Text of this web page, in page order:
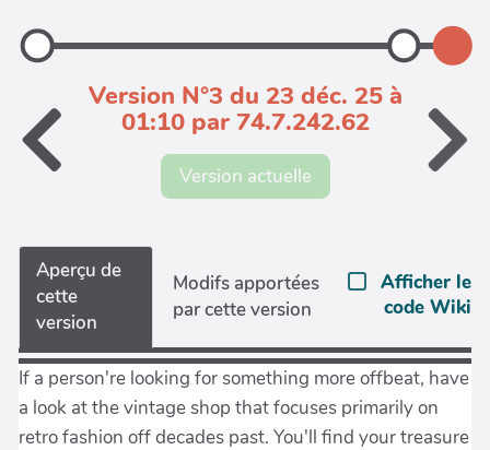
Version N°3 du 23 déc. 25 à
01:10 par 74.7.242.62
Version actuelle
Aperçu de
cette
version
Modifs apportées
par cette version
Afficher le
code Wiki